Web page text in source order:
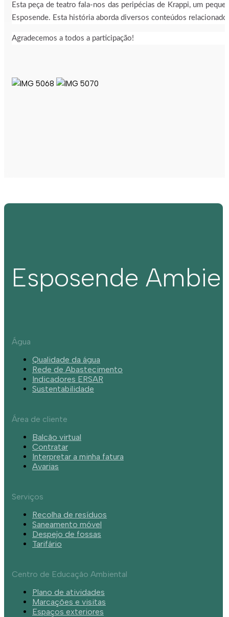
Esta peça de teatro fala-nos das peripécias de Krappi, um
Esposende. Esta história aborda diversos conteúdos
Agradecemos a todos a participação!
Esposende
Água
Qualidade da água
Rede de Abastecimento
Indicadores ERSAR
Sustentabilidade
Área de cliente
Balcão virtual
Contratar
Interpretar a minha fatura
Avarias
Serviços
Recolha de resíduos
Saneamento móvel
Despejo de fossas
Tarifário
Centro de Educação Ambiental
Plano de atividades
Marcações e visitas
Espaços exteriores